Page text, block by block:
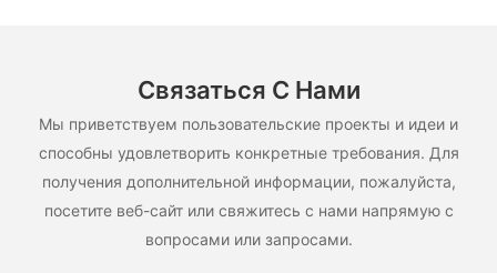
Связаться С Нами
Мы приветствуем пользовательские проекты и идеи и
способны удовлетворить конкретные требования. Для
получения дополнительной информации, пожалуйста,
посетите веб-сайт или свяжитесь с нами напрямую с
вопросами или запросами.